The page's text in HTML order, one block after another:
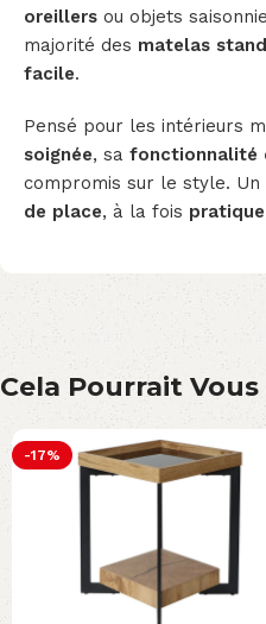
oreillers ou objets
majorité des matelas
facile.
Pensé pour les intérieurs
soignée, sa fonctionnalité
compromis sur le style. Un
de place, à la fois pratique
Cela Pourrait
-17%